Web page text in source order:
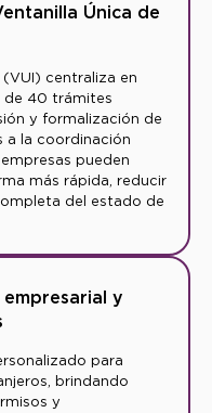
Única de
centraliza en
de 40 trámites
y formalización de
a la coordinación
pueden
más rápida, reducir
del estado de
y
para
brindando
y